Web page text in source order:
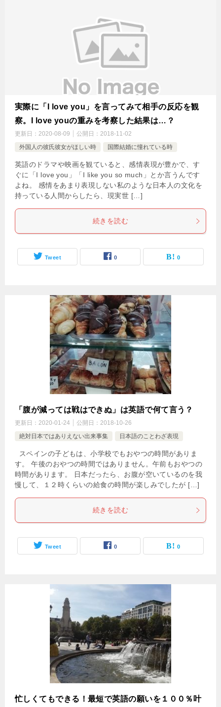
実際に「I love you」を言ってみて相手の反応を観
察。I love youの重みを考察した結果は…？
更新日： 2020-08-09 公開日： 2018-11-02
外国人の彼氏彼女がほしい時
国際結婚に憧れている時
英語のドラマや映画を観ていると、感情表現が豊かで、す
ぐに「I love you」「I like you so much」とか言うんです
よね。 感情をあまり表現しない私のような日本人の文化を
持っている人間からしたら、現実世 […]
続きを読む
Tweet 0 0
「腹が減っては戦はできぬ」は英語で何て言う？
更新日： 2020-01-24 公開日： 2018-10-26
絶対日本ではありえない出来事集
日本語のことわざ表現
スペインの子どもは、小学校でもおやつの時間がありま
す。 午後のおやつの時間ではありません。午前もおやつの
時間があります。 日本だったら、お腹が空いているのを我
慢して、１２時くらいの給食の時間が楽しみでしたが […]
続きを読む
Tweet 0 0
忙しくてもできる！最短で英語の願いを１００％叶